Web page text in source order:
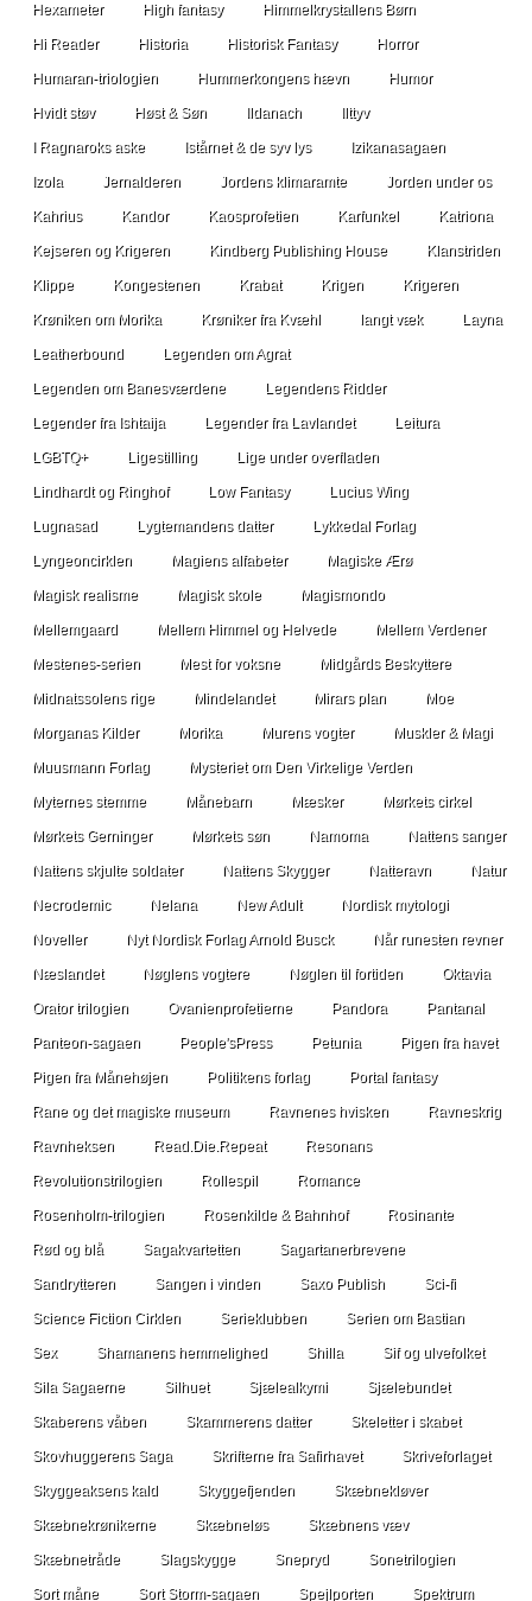
Hexameter High fantasy Himmelkrystallens Børn
Hi Reader Historia Historisk Fantasy Horror
Humaran-triologien Hummerkongens hævn Humor
Hvidt støv Høst & Søn Ildanach Ilttyv
I Ragnaroks aske Istårnet & de syv lys Izikanasagaen
Izola Jernalderen Jordens klimaramte Jorden under os
Kahrius Kandor Kaosprofetien Karfunkel Katriona
Kejseren og Krigeren Kindberg Publishing House Klanstriden
Klippe Kongestenen Krabat Krigen Krigeren
Krøniken om Morika Krøniker fra Kvæhl langt væk Layna
Leatherbound Legenden om Agrat
Legenden om Banesværdene Legendens Ridder
Legender fra Ishtaija Legender fra Lavlandet Leitura
LGBTQ+ Ligestilling Lige under overfladen
Lindhardt og Ringhof Low Fantasy Lucius Wing
Lugnasad Lygtemandens datter Lykkedal Forlag
Lyngeoncirklen Magiens alfabeter Magiske Ærø
Magisk realisme Magisk skole Magismondo
Mellemgaard Mellem Himmel og Helvede Mellem Verdener
Mestenes-serien Mest for voksne Midgårds Beskyttere
Midnatssolens rige Mindelandet Mirars plan Moe
Morganas Kilder Morika Murens vogter Muskler & Magi
Muusmann Forlag Mysteriet om Den Virkelige Verden
Myternes stemme Månebarn Mæsker Mørkets cirkel
Mørkets Gerninger Mørkets søn Namoma Nattens sanger
Nattens skjulte soldater Nattens Skygger Natteravn Natur
Necrodemic Nelana New Adult Nordisk mytologi
Noveller Nyt Nordisk Forlag Arnold Busck Når runesten revner
Næslandet Nøglens vogtere Nøglen til fortiden Oktavia
Orator trilogien Ovanienprofetierne Pandora Pantanal
Panteon-sagaen People'sPress Petunia Pigen fra havet
Pigen fra Månehøjen Politikens forlag Portal fantasy
Rane og det magiske museum Ravnenes hvisken Ravneskrig
Ravnheksen Read.Die.Repeat Resonans
Revolutionstrilogien Rollespil Romance
Rosenholm-trilogien Rosenkilde & Bahnhof Rosinante
Rød og blå Sagakvartetten Sagartanerbrevene
Sandrytteren Sangen i vinden Saxo Publish Sci-fi
Science Fiction Cirklen Serieklubben Serien om Bastian
Sex Shamanens hemmelighed Shilla Sif og ulvefolket
Sila Sagaerne Silhuet Sjælealkymi Sjælebundet
Skaberens våben Skammerens datter Skeletter i skabet
Skovhuggerens Saga Skrifterne fra Safirhavet Skriveforlaget
Skyggeaksens kald Skyggefjenden Skæbnekløver
Skæbnekrønikerne Skæbneløs Skæbnens væv
Skæbnetråde Slagskygge Snepryd Sonetrilogien
Sort måne Sort Storm-sagaen Spejlporten Spektrum